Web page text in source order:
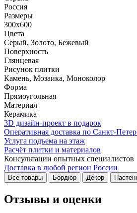
Россия
Размеры
300x600
Цвета
Серый, Золото, Бежевый
Поверхность
Глянцевая
Рисунок плитки
Камень, Мозаика, Моноколор
Форма
Прямоугольная
Материал
Керамика
3D дизайн-проект в подарок
Оперативная доставка по Санкт-
Услуга подъема на этаж
Расчёт плитки и материалов
Консультации опытных специалистов
Доставка в любой регион России
Все товары Бордюр Декор
Отзывы и оценки